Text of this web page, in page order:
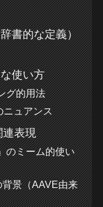
書的な定義）
使い方
グ的用法
ニュアンス
連表現
のミーム的使い
景（AAVE由来